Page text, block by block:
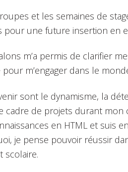
et les semaines de
pour une future insertion en
m’a permis de clarifier
m’engager dans le
sont le dynamisme, la
cadre de projets durant mon
en HTML et suis
je pense pouvoir réussir
scolaire.